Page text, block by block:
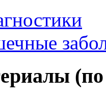
(по